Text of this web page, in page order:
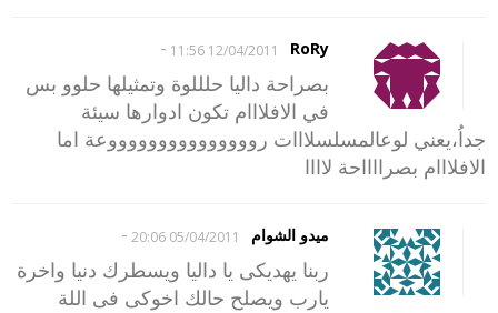
RoRy
12/04/2011 11:56
-
بصراحة داليا حلللوة وتمثيلها حلوو بس
في الافلااام تكون ادوارها سيئة
جداُ،يعني لوعالمسلسلااات روووووووووووووووعة اما
الافلااام بصرااااحة لاااا
ميدو الشوام 05/04/2011 20:06
-
ربنا يهديكى يا داليا ويسطرك دنيا واخرة
يارب ويصلح حالك اخوكى فى اللة